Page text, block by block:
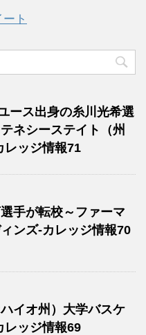
ト
ース出身の糸川光希選
ネシーステイト（州
レッジ情報71
手が転校～ファーマ
ンズ-カレッジ情報70
イオ州）大学バスケ
レッジ情報69